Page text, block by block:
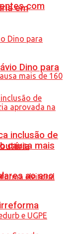
com
causa mais
ao ano
em
Dino para
inclusão de